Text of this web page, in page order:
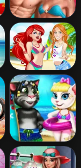
Dotted Girl
Private Beach
Disney Princess
Beach Fashion 1
Angela And Tom
Beach Vacation